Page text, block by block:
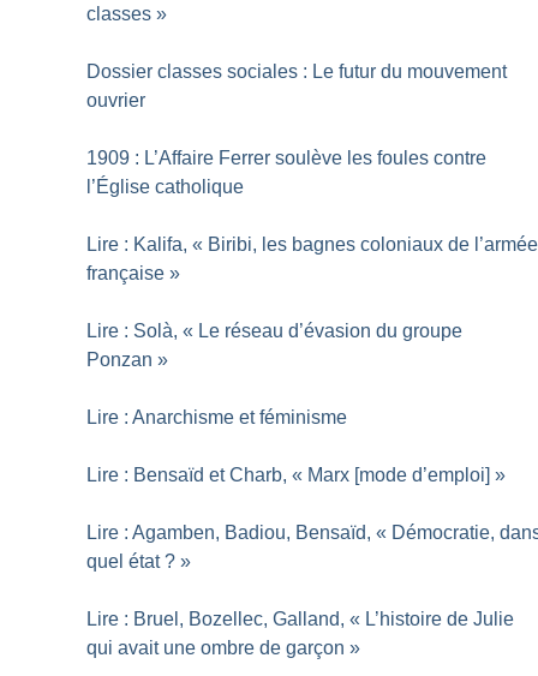
classes »
Dossier classes sociales : Le futur du mouvement
ouvrier
1909 : L’Affaire Ferrer soulève les foules contre
l’Église catholique
Lire : Kalifa, « Biribi, les bagnes coloniaux de l’armée
française »
Lire : Solà, « Le réseau d’évasion du groupe
Ponzan »
Lire : Anarchisme et féminisme
Lire : Bensaïd et Charb, « Marx [mode d’emploi] »
Lire : Agamben, Badiou, Bensaïd, « Démocratie,
quel état ? »
Lire : Bruel, Bozellec, Galland, « L’histoire de Julie
qui avait une ombre de garçon »